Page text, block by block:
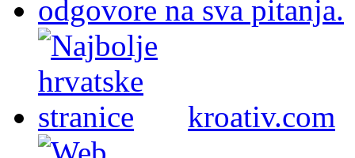
kroativ.com